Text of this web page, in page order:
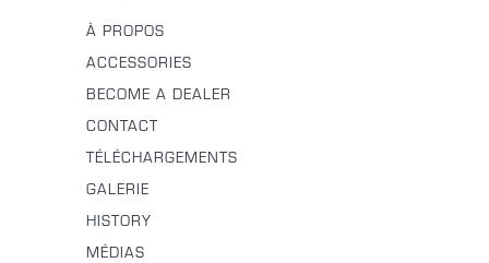
À PROPOS
ACCESSORIES
BECOME A DEALER
CONTACT
TÉLÉCHARGEMENTS
GALERIE
HISTORY
MÉDIAS